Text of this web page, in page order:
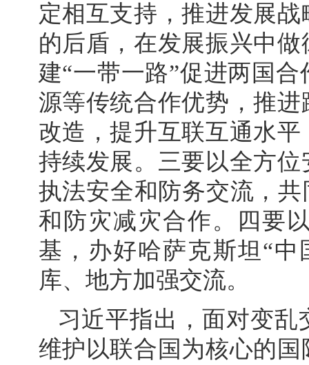
定相互支持，推进发展
的后盾，在发展振兴中
建“一带一路”促进两国
源等传统合作优势，推
改造，提升互联互通水
持续发展。三要以全方
执法安全和防务交流，
和防灾减灾合作。四要
基，办好哈萨克斯坦“
库、地方加强交流。
习近平指出，面对变
维护以联合国为核心的